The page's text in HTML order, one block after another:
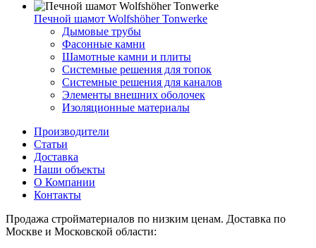
Печной шамот Wolfshöher Tonwerke
Дымовые трубы
Фасонные камни
Шамотные камни и плиты
Системные решения для топок
Системные решения для каналов
Элементы внешних оболочек
Изоляционные материалы
Производители
Статьи
Доставка
Наши объекты
О Компании
Контакты
Продажа стройматериалов по низким ценам. Доставка по
Москве и Московской области: